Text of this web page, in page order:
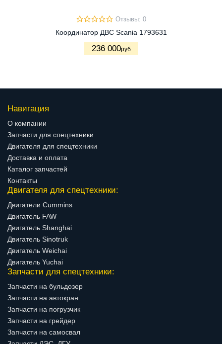
Отзывы: 0
Координатор ДВС Scania 1793631
236 000руб
Навигация
О компании
Запчасти для спецтехники
Двигателя для спецтехники
Доставка и оплата
Каталог запчастей
Контакты
Двигателя для спецтехники:
Двигатели Cummins
Двигатель FAW
Двигатель Shanghai
Двигатель Sinotruk
Двигатель Weichai
Двигатель Yuchai
Запчасти для спецтехники:
Запчасти на бульдозер
Запчасти на автокран
Запчасти на погрузчик
Запчасти на грейдер
Запчасти на самосвал